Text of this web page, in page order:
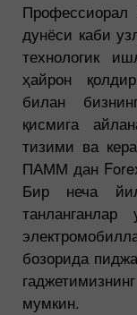
дунёси каби
технологик
ҳайрон
билан
қисмига
тизими ва
ПАММ дан
Бир неча
бозорида
мумкин.